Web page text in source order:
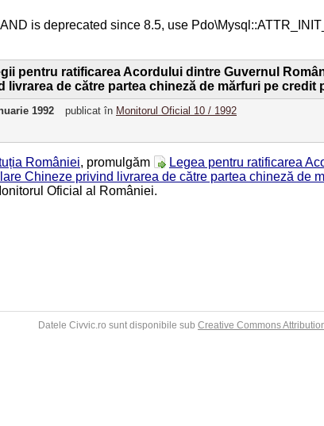
is deprecated since 8.5, use
pentru ratificarea Acordului dintre Guvernul
livrarea de către partea chineză de mărfuri pe credit
1992 publicat în Monitorul Oficial 10 / 1992
României, promulgăm
Legea pentru ratificarea
Chineze privind livrarea de către partea chineză de
Oficial al României.
Datele Civvic.ro sunt disponibile sub Creative Commons